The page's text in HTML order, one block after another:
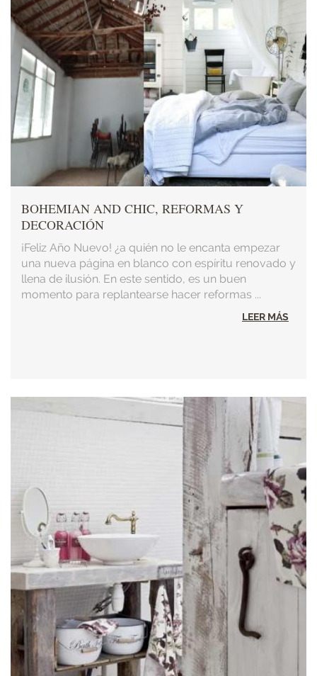
BOHEMIAN AND CHIC, REFORMAS Y
DECORACIÓN
¡Feliz Año Nuevo! ¿a quién no le encanta empezar
una nueva página en blanco con espíritu renovado y
llena de ilusión. En este sentido, es un buen
momento para replantearse hacer reformas ...
LEER MÁS